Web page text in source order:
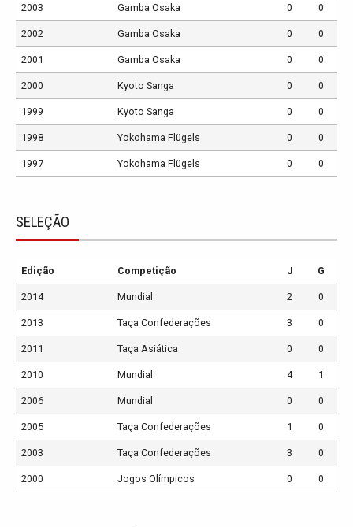
2003 Gamba Osaka 0 0
2002 Gamba Osaka 0 0
2001 Gamba Osaka 0 0
2000 Kyoto Sanga 0 0
1999 Kyoto Sanga 0 0
1998 Yokohama Flügels 0 0
1997 Yokohama Flügels 0 0
SELEÇÃO
Edição Competição J G
2014 Mundial 2 0
2013 Taça Confederações 3 0
2011 Taça Asiática 0 0
2010 Mundial 4 1
2006 Mundial 0 0
2005 Taça Confederações 1 0
2003 Taça Confederações 3 0
2000 Jogos Olímpicos 0 0